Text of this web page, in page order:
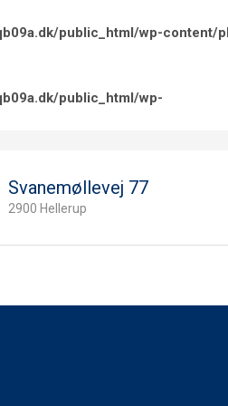
public_html/wp-content/
public_html/wp-
Svanemøllevej 77
2900 Hellerup